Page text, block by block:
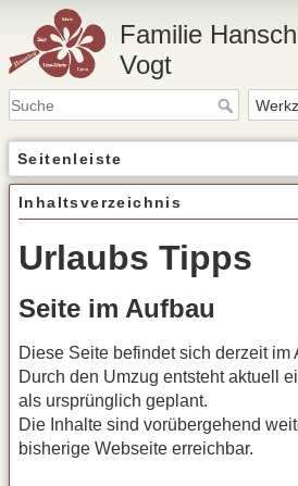
Familie
Vogt
Seitenleiste
Inhaltsverzeichnis
Urlaubs Tipps
Seite im Aufbau
Diese Seite befindet sich derzeit im
Durch den Umzug entsteht aktuell
als ursprünglich geplant.
Die Inhalte sind vorübergehend
bisherige Webseite erreichbar.